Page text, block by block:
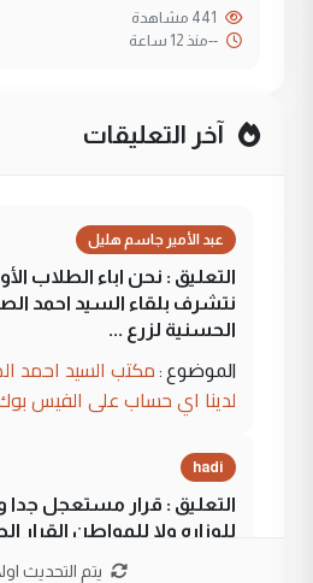
--منذ 12 ساعة
آخر التعليقات
عبد الأمير جاسم هليل
التعليق : نحن اباء الطلاب
نتشرف بلقاء السيد احمد
الحسنية لزرع ...
الموضوع : مكتب السيد احمد
لدينا اي حساب على الفيس
hadi
التعليق : قرار مستعجل جدا
للوزاره ولا للمواطن القرار
الاستماع للمدير ومغرفة ...
يتم التحديث